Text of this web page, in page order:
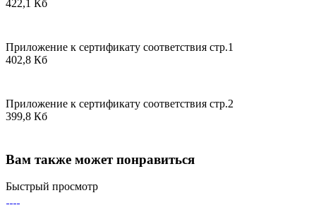
422,1 Кб
Приложение к сертификату соответствия стр.1
402,8 Кб
Приложение к сертификату соответствия стр.2
399,8 Кб
Вам также может понравиться
Быстрый просмотр